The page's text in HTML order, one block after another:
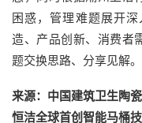
困惑，管理难题展开
造、产品创新、消费者
题交换思路、分享见解。
来源：中国建筑卫生陶
恒洁全球首创智能马桶